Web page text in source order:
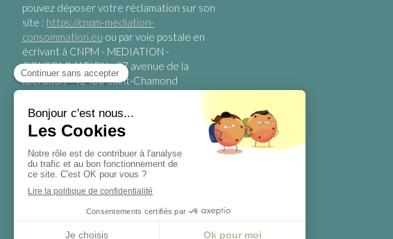
pouvez déposer votre réclamation sur son
site : https://cnpm-mediation-
consommation.eu ou par voie postale en
écrivant à CNPM - MEDIATION -
CONSOMMATION - 27 avenue de la
libération - 42400 Saint-Chamond
S'inscrire à la newsletter
Votre email
https://www.yogadansmaville.fr